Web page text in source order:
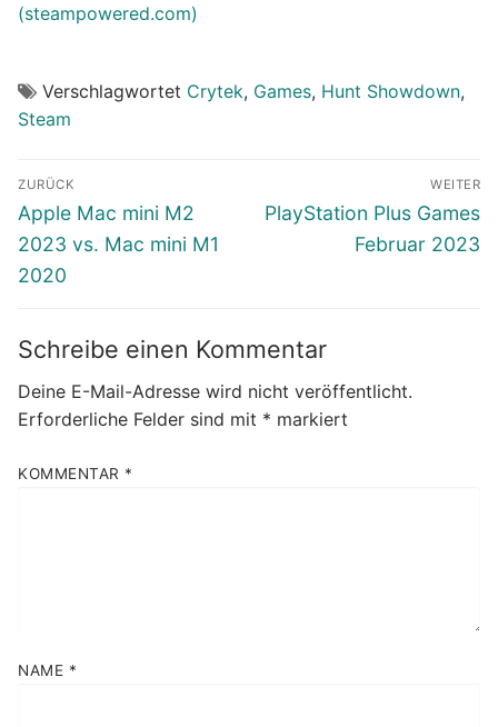
(steampowered.com)
Verschlagwortet Crytek, Games, Hunt Showdown,
Steam
Beitragsnavigation
ZURÜCK
Vorheriger
Beitrag:
Apple Mac mini M2
2023 vs. Mac mini M1
2020
WEITER
Nächster
PlayStation Plus Games
Februar 2023
Schreibe einen Kommentar
Deine E-Mail-Adresse wird nicht veröffentlicht.
Erforderliche Felder sind mit * markiert
KOMMENTAR *
NAME *